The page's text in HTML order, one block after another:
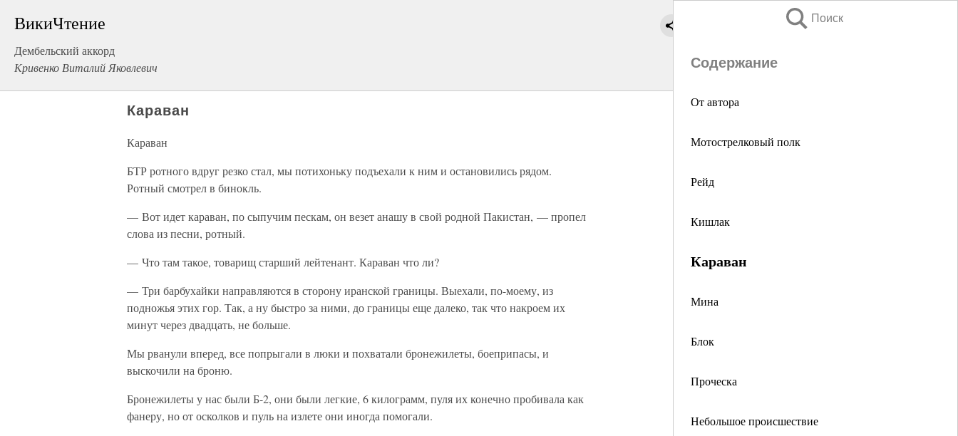
ВикиЧтение
Дембельский аккорд
Кривенко Виталий Яковлевич
Поиск
Содержание
От автора
Мотострелковый полк
Рейд
Кишлак
Караван
Мина
Блок
Проческа
Небольшое происшествие
Караван
Караван
БТР ротного вдруг резко стал, мы потихоньку подъехали к ним и остановились рядом.
Ротный смотрел в бинокль.
— Вот идет караван, по сыпучим пескам, он везет анашу в свой родной Пакистан, — пропел
слова из песни, ротный.
— Что там такое, товарищ старший лейтенант. Караван что ли?
— Три барбухайки направляются в сторону иранской границы. Выехали, по-моему, из
подножья этих гор. Так, а ну быстро за ними, до границы еще далеко, так что накроем их
минут через двадцать, не больше.
Мы рванули вперед, все попрыгали в люки и похватали бронежилеты, боеприпасы, и
выскочили на броню.
Бронежилеты у нас были Б-2, они были легкие, 6 килограмм, пуля их конечно пробивала как
фанеру, но от осколков и пуль на излете они иногда помогали.